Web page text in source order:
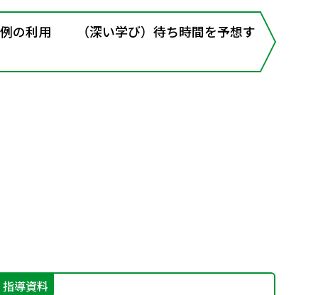
の利用 （深い学び）待ち時間を予想す
指導資料